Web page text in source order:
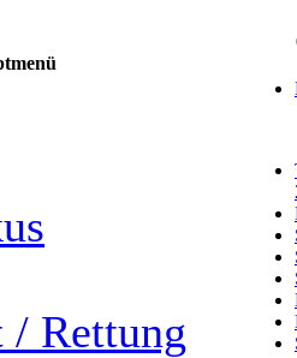
/ Rettung